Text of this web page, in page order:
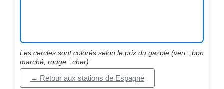
Les cercles sont colorés selon le prix du gazole (vert : bon
marché, rouge : cher).
← Retour aux stations de Espagne